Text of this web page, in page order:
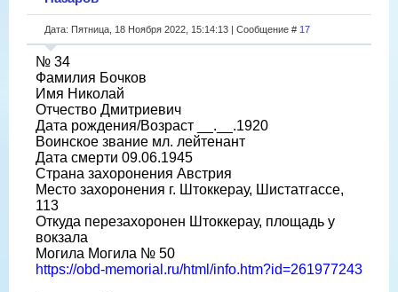
Дата: Пятница, 18 Ноября 2022, 15:14:13 | Сообщение # 17
№ 34
Фамилия Бочков
Имя Николай
Отчество Дмитриевич
Дата рождения/Возраст __.__.1920
Воинское звание мл. лейтенант
Дата смерти 09.06.1945
Страна захоронения Австрия
Место захоронения г. Штоккерау, Шистатгассе,
113
Откуда перезахоронен Штоккерау, площадь у
вокзала
Могила Могила № 50
https://obd-memorial.ru/html/info.htm?id=261977243